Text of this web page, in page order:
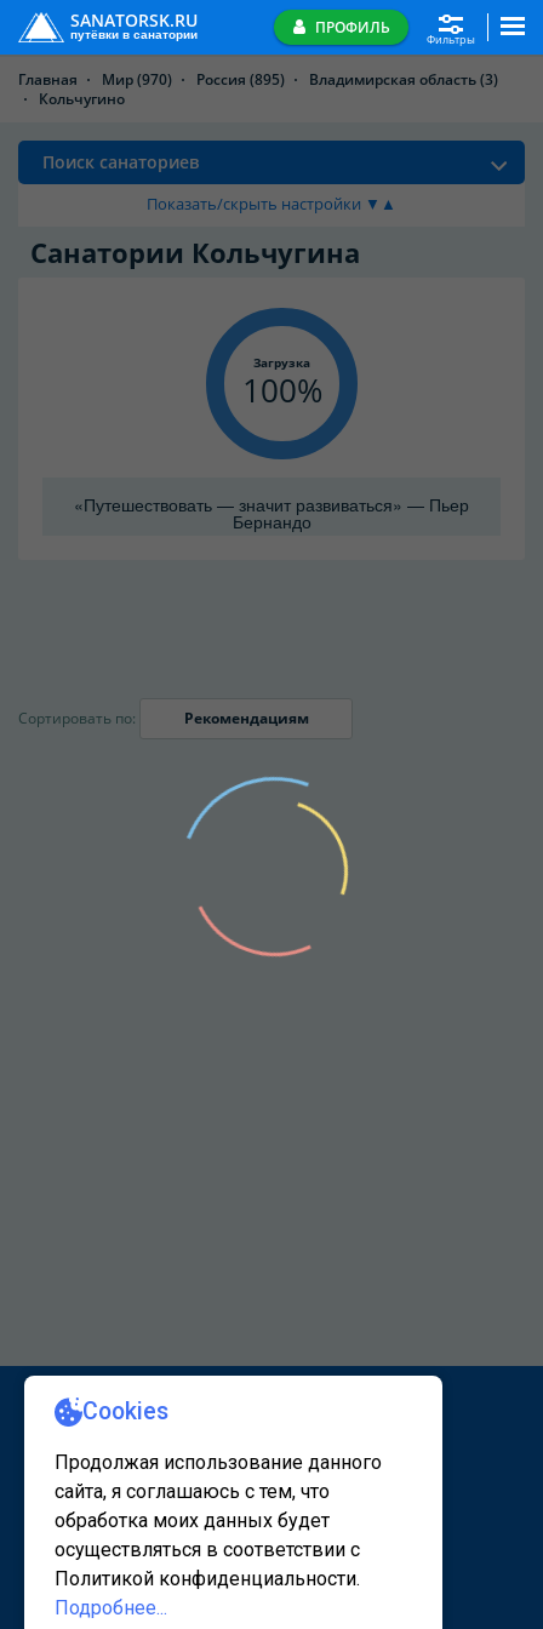
SANATORSK.RU
путёвки в санатории ПРОФИЛЬ
Фильтры
Главная Мир(970) Россия (895) Владимирская область(3)
Кольчугино
Поиск санаториев
Показать/скрыть настройки ▼▲
Санатории Кольчугина
Загрузка
100
«Путешествовать — значит развиваться» — Пьер
Бернандо
Сортировать по: Рекомендациям
КАРТА САЙТА 1 КАРТА САЙТА 2
© 2020 - 2026, www.sanatorsk.ru